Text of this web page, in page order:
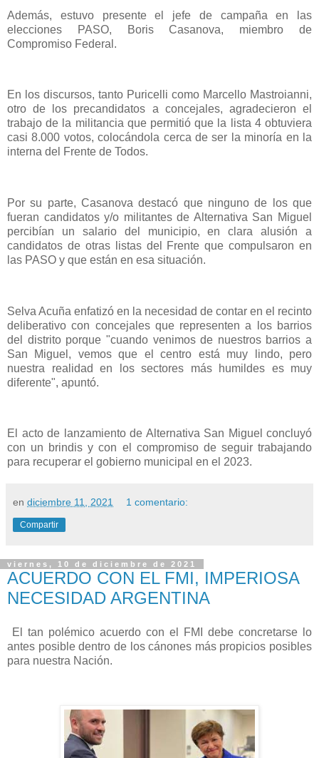
Además, estuvo presente el jefe de campaña en las
elecciones PASO, Boris Casanova, miembro de
Compromiso Federal.
En los discursos, tanto Puricelli como Marcello Mastroianni,
otro de los precandidatos a concejales, agradecieron el
trabajo de la militancia que permitió que la lista 4 obtuviera
casi 8.000 votos, colocándola cerca de ser la minoría en la
interna del Frente de Todos.
Por su parte, Casanova destacó que ninguno de los que
fueran candidatos y/o militantes de Alternativa San Miguel
percibían un salario del municipio, en clara alusión a
candidatos de otras listas del Frente que compulsaron en
las PASO y que están en esa situación.
Selva Acuña enfatizó en la necesidad de contar en el recinto
deliberativo con concejales que representen a los barrios
del distrito porque "cuando venimos de nuestros barrios a
San Miguel, vemos que el centro está muy lindo, pero
nuestra realidad en los sectores más humildes es muy
diferente", apuntó.
El acto de lanzamiento de Alternativa San Miguel concluyó
con un brindis y con el compromiso de seguir trabajando
para recuperar el gobierno municipal en el 2023.
en diciembre 11, 2021 1 comentario:
Compartir
viernes, 10 de diciembre de 2021
ACUERDO CON EL FMI, IMPERIOSA
NECESIDAD ARGENTINA
El tan polémico acuerdo con el FMI debe concretarse lo
antes posible dentro de los cánones más propicios posibles
para nuestra Nación.